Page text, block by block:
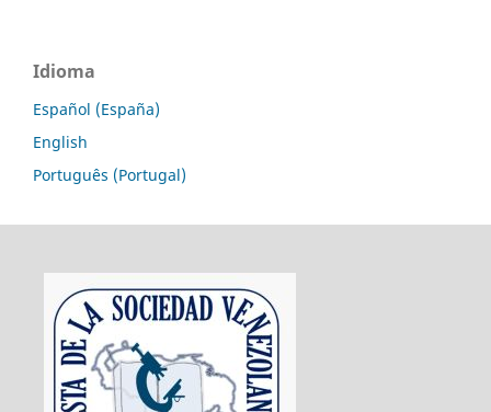
Idioma
Español (España)
English
Português (Portugal)